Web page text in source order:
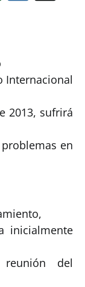
Internacional
2013, sufrirá
en
inicialmente
del